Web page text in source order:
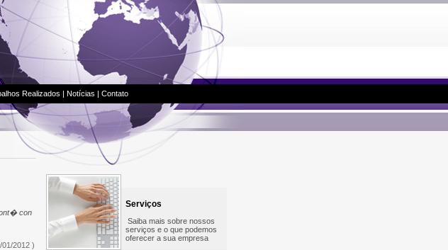
Realizados | Notícias | Contato
con
01/2012 )
Serviços
Saiba mais sobre nossos
serviços e o que podemos
oferecer a sua empresa